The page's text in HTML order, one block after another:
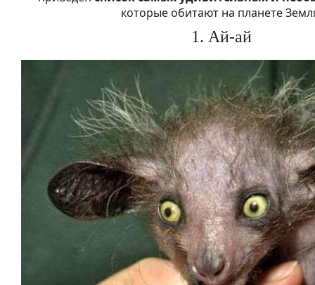
которые обитают на планете
1. Ай-ай